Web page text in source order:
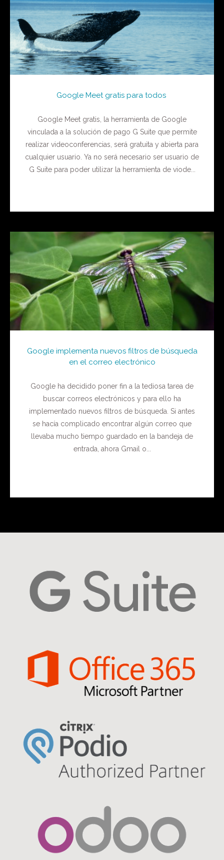
Google Meet gratis para todos
Google Meet gratis, la herramienta de Google
vinculada a la solución de pago G Suite que permite
realizar videoconferencias, será gratuita y abierta para
cualquier usuario. Ya no será necesario ser usuario de
G Suite para poder utilizar la herramienta de viode...
Google implementa nuevos filtros de búsqueda
en el correo electrónico
Google ha decidido poner fin a la tediosa tarea de
buscar correos electrónicos y para ello ha
implementado nuevos filtros de búsqueda. Si antes
se hacía complicado encontrar algún correo que
llevaba mucho tiempo guardado en la bandeja de
entrada, ahora Gmail o...